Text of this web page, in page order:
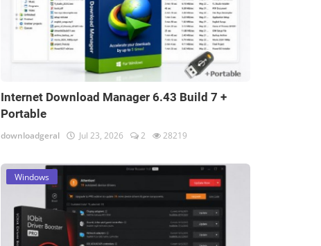
Internet Download Manager 6.43 Build 7 +
Portable
downloadgeral Jul 23, 2026 2 28219
Windows